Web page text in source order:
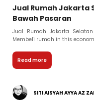
Jual Rumah Jakarta
Bawah Pasaran
Jual Rumah Jakarta
Membeli rumah in this
Read more
SITI AISYAH AYYA AZ